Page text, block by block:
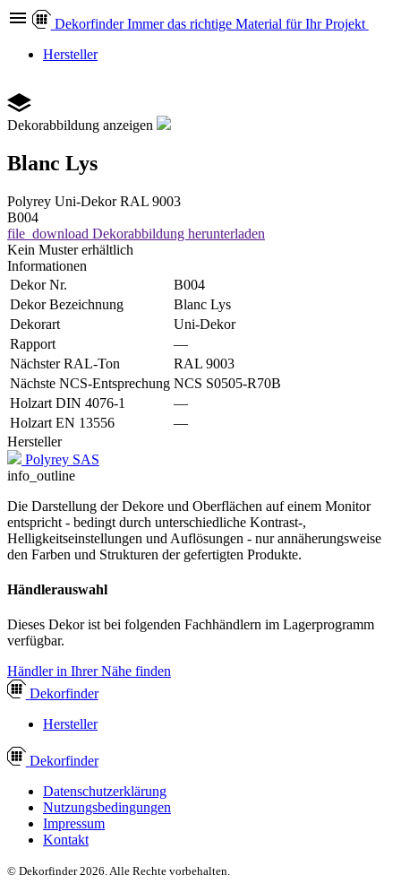
Dekorfinder Immer das richtige Material für Ihr Projekt
Hersteller
Dekorabbildung anzeigen
Blanc Lys
Polyrey Uni-Dekor RAL 9003
B004
file_download Dekorabbildung herunterladen
Kein Muster erhältlich
Informationen
Dekor Nr.
B004
Dekor Bezeichnung
Blanc Lys
Dekorart
Uni-Dekor
Rapport
—
Nächster RAL-Ton
RAL 9003
Nächste NCS-Entsprechung NCS S0505-R70B
Holzart DIN 4076-1
—
Holzart EN 13556
—
Hersteller
Polyrey SAS
info_outline
Die Darstellung der Dekore und Oberflächen auf einem Monitor
entspricht - bedingt durch unterschiedliche Kontrast-,
Helligkeitseinstellungen und Auflösungen - nur annäherungsweise
den Farben und Strukturen der gefertigten Produkte.
Händlerauswahl
Dieses Dekor ist bei folgenden Fachhändlern im Lagerprogramm
verfügbar.
Händler in Ihrer Nähe finden
Dekorfinder
Hersteller
Dekorfinder
Datenschutzerklärung
Nutzungsbedingungen
Impressum
Kontakt
© Dekorfinder 2026. Alle Rechte vorbehalten.